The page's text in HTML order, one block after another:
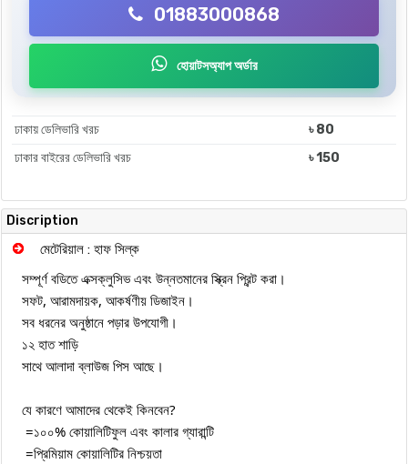
01883000868
হোয়াটসঅ্যাপ অর্ডার
ঢাকায় ডেলিভারি খরচ
৳ 80
ঢাকার বাইরের ডেলিভারি খরচ
৳ 150
Discription
মেটেরিয়াল : হাফ সিল্ক
সম্পূর্ণ বডিতে এক্সক্লুসিভ এবং উন্নতমানের স্ক্রিন প্রিন্ট করা।
সফট, আরামদায়ক, আকর্ষণীয় ডিজাইন।
সব ধরনের অনুষ্ঠানে পড়ার উপযোগী।
১২ হাত শাড়ি
সাথে আলাদা ব্লাউজ পিস আছে।
যে কারণে আমাদের থেকেই কিনবেন?
=১০০% কোয়ালিটিফুল এবং কালার গ্যারান্টি
=প্রিমিয়াম কোয়ালিটির নিশ্চয়তা